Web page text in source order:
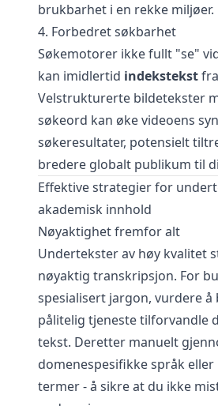
brukbarhet i en rekke miljøer.
4. Forbedret søkbarhet
Søkemotorer ikke fullt "se"
kan imidlertid indekstekst
Velstrukturerte bildetekster
søkeord kan øke videoens
søkeresultater, potensielt
bredere globalt publikum til
Effektive strategier for
akademisk innhold
Nøyaktighet fremfor alt
Undertekster av høy kvalitet
nøyaktig transkripsjon. For
spesialisert jargon, vurdere å
pålitelig tjeneste tilforvandle
tekst. Deretter manuelt
domenespesifikke språk
termer - å sikre at du ikke